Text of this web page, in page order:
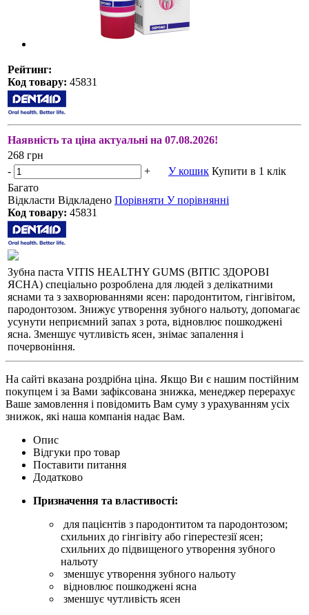
Рейтинг:
Код товару: 45831
Наявність та ціна актуальні на 07.08.2026!
268 грн
-
+ У кошик Купити в 1 клік
Багато
Відкласти Відкладено Порівняти У порівнянні
Код товару: 45831
Зубна паста VITIS HEALTHY GUMS (ВІТІС ЗДОРОВІ
ЯСНА) спеціально розроблена для людей з делікатними
яснами та з захворюваннями ясен: пародонтитом, гінгівітом,
пародонтозом. Знижує утворення зубного нальоту, допомагає
усунути неприємний запах з рота, відновлює пошкоджені
ясна. Зменшує чутливість ясен, знімає запалення і
почервоніння.
На сайті вказана роздрібна ціна. Якщо Ви є нашим постійним
покупцем і за Вами зафіксована знижка, менеджер перерахує
Ваше замовлення і повідомить Вам суму з урахуванням усіх
знижок, які наша компанія надає Вам.
Опис
Відгуки про товар
Поставити питання
Додатково
Призначення та властивості:
для пацієнтів з пародонтитом та пародонтозом;
схильних до гінгівіту або гіперестезії ясен;
схильних до підвищеного утворення зубного
нальоту
зменшує утворення зубного нальоту
відновлює пошкоджені ясна
зменшує чутливість ясен